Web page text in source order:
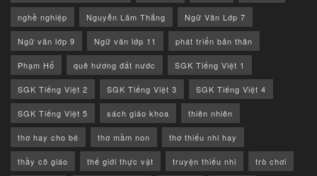
nghề nghiệp Nguyễn Lãm Thắng Ngữ Văn Lớp 7
Ngữ văn lớp 9 Ngữ văn lớp 11 phát triển bản thân
Phạm Hổ quê hương đất nước SGK Tiếng Việt 1
SGK Tiếng Việt 2 SGK Tiếng Việt 3 SGK Tiếng Việt 4
SGK Tiếng Việt 5 sách giáo khoa thiên nhiên
thơ hay cho bé thơ mầm non thơ thiếu nhi hay
thầy cô giáo thế giới thực vật truyện thiếu nhi trò chơi